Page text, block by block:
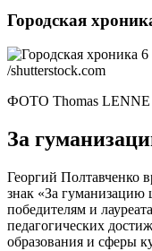
Городская
ФОТО Thomas LENNE
За
Георгий Полтавченко
знак «За гуманизацию
победителям и
педагогических
образования и сферы